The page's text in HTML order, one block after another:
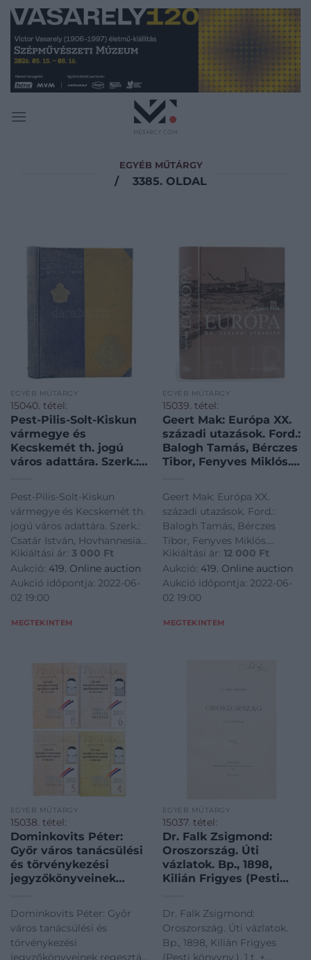
Skip
content
EGYÉB MŰTÁRGY
/ 3385. OLDAL
EGYÉB MŰTÁRGY
15040. tétel:
Pest-Pilis-Solt-Kiskun
vármegye és
Kecskemét th. jogú
város adattára. Szerk.:
Oláh György. Vitéz dr.
Endre László alispán
előszavával. Bp., 1939..
Kultúra, 172+164+112+1
p. Szövegközti
Pest-Pilis-Solt-Kiskun
vármegye és Kecskemét th.
jogú város adattára. Szerk.:
Csatár István, Hovhannesian
Eghia és Oláh György. Vitéz
dr. Endre László alispán
előszavával. Bp., 1939..
Kultúra, 172+164+112+1 p.
fotókkal illusztrált
Kikiáltási ár: 3 000 Ft
Aukció: 419. Online auction
Aukció időpontja: 2022-06-
02 19:00
MEGTEKINTEM
EGYÉB MŰTÁRGY
15039. tétel:
Geert Mak: Európa XX.
századi utazások. Ford.:
Balogh Tamás, Bérczes
Tibor, Fenyves Miklós.
Geert Mak: Európa XX.
századi utazások. Ford.:
Balogh Tamás, Bérczes
Tibor, Fenyves Miklós.
Bp.,2005,Európa. Kiadói
kartonált papírkötés.<a
href="https://
Utazas-
Kikiáltási ár: 12 000 Ft
Aukció: 419. Online auction
Aukció időpontja: 2022-06-
02 19:00
MEGTEKINTEM
EGYÉB MŰTÁRGY
15038. tétel:
Dominkovits Péter:
Győr város tanácsülési
és törvénykezési
jegyzőkönyveinek
1617-1621 Városi
Levéltári Füzetek
4.,5.,6.,8. 2001-2005,
Dominkovits Péter: Győr
város tanácsülési és
törvénykezési
jegyzőkönyveinek regesztái
EGYÉB MŰTÁRGY
15037. tétel:
Dr. Falk Zsigmond:
Oroszország. Úti
vázlatok. Bp., 1898,
Kilián Frigyes (Pesti
kihajtható). Első
kiadás. Szövegközi és
egészoldalas, fekete-
Dr. Falk Zsigmond:
Oroszország. Úti vázlatok.
Bp., 1898, Kilián Frigyes
(Pesti könyvny.), 1 t. +